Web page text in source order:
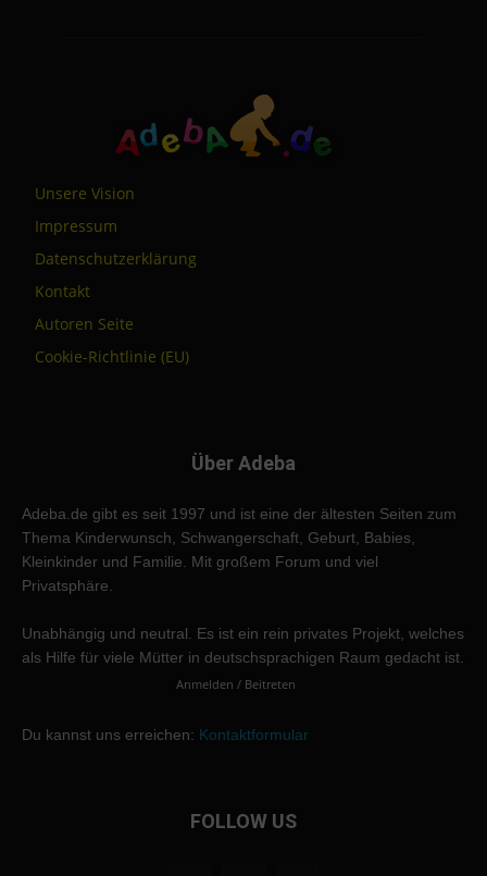
Unsere Vision
Impressum
Datenschutzerklärung
Kontakt
Autoren Seite
Cookie-Richtlinie (EU)
Über Adeba
Adeba.de gibt es seit 1997 und ist eine der ältesten Seiten zum
Thema Kinderwunsch, Schwangerschaft, Geburt, Babies,
Kleinkinder und Familie. Mit großem Forum und viel
Privatsphäre.
Unabhängig und neutral. Es ist ein rein privates Projekt, welches
als Hilfe für viele Mütter in deutschsprachigen Raum gedacht ist.
Anmelden / Beitreten
Du kannst uns erreichen: Kontaktformular
FOLLOW US